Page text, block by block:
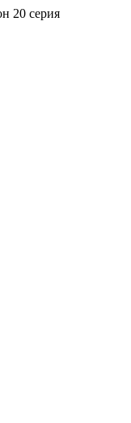
20 серия